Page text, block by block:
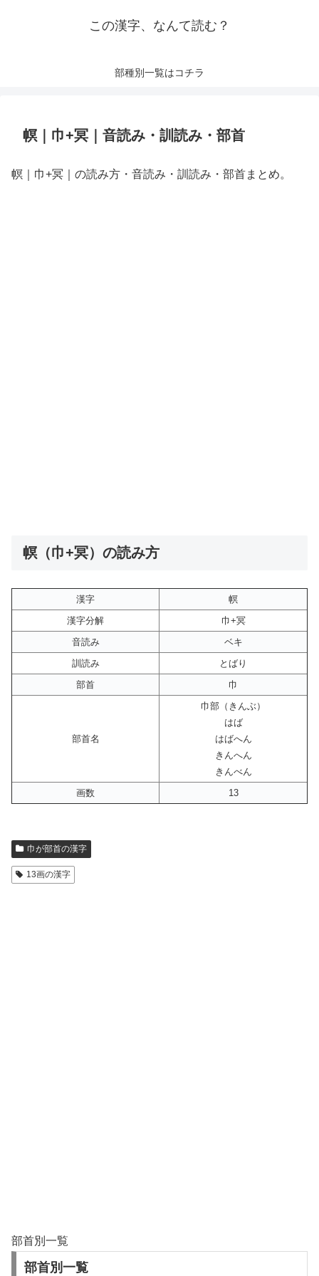
この漢字、なんて読む？
部種別一覧はコチラ
幎｜巾+冥｜音読み・訓読み・部首
幎｜巾+冥｜の読み方・音読み・訓読み・部首まとめ。
幎（巾+冥）の読み方
漢字
幎
漢字分解
巾+冥
音読み
ベキ
訓読み
とばり
部首
巾
部首名
巾部（きんぶ）
はば
はばへん
きんへん
きんべん
画数
13
巾が部首の漢字
13画の漢字
部首別一覧
部首別一覧